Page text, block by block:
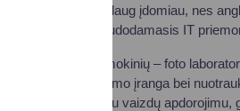
Mokytis kalbų tapo daug įdomiau, nes
mokinys mokosi naudodamasis IT
Populiariausia tarp mokinių – foto
objektyvais, apšvietimo įranga bei
fotografavimu, tiek su vaizdų